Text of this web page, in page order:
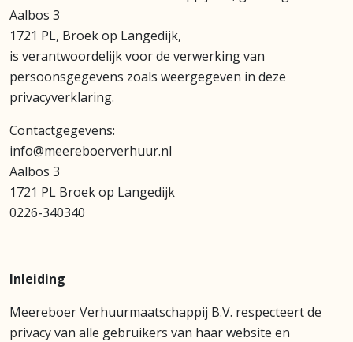
Aalbos 3
1721 PL, Broek op Langedijk,
is verantwoordelijk voor de verwerking van
persoonsgegevens zoals weergegeven in deze
privacyverklaring.
Contactgegevens:
info@meereboerverhuur.nl
Aalbos 3
1721 PL Broek op Langedijk
0226-340340
Inleiding
Meereboer Verhuurmaatschappij B.V. respecteert de
privacy van alle gebruikers van haar website en